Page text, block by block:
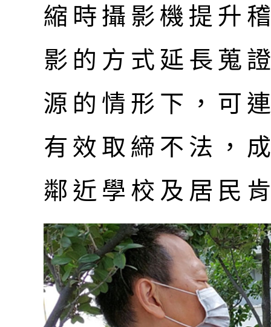
縮時攝影機提升
影的方式延長蒐
源的情形下，可
有效取締不法，
鄰近學校及居民